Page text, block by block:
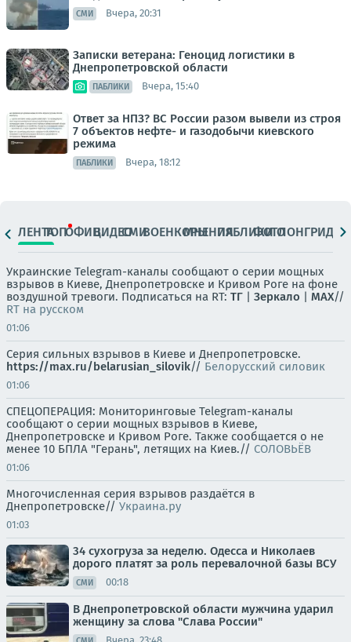
СМИ Вчера, 20:31
Записки ветерана: Геноцид логистики в
Днепропетровской области
ПАБЛИКИ Вчера, 15:40
Ответ за НПЗ? ВС России разом вывели из строя
7 объектов нефте- и газодобычи киевского
режима
ПАБЛИКИ Вчера, 18:12
ЛЕНТАТОПОФИЦ.ВИДЕОСМИВОЕНКОРЫМНЕНИЯПАБЛИКИ
ФОТОЛОНГРИДЫ
Украинские Telegram-каналы сообщают о серии мощных
взрывов в Киеве, Днепропетровске и Кривом Роге на фоне
воздушной тревоги. Подписаться на RT: ТГ | Зеркало | MAX//
RT на русском
01:06
Серия сильных взрывов в Киеве и Днепропетровске.
https://max.ru/belarusian_silovik// Белорусский силовик
01:06
СПЕЦОПЕРАЦИЯ: Мониторинговые Telegram-каналы
сообщают о серии мощных взрывов в Киеве,
Днепропетровске и Кривом Роге. Также сообщается о не
менее 10 БПЛА "Герань", летящих на Киев.// СОЛОВЬЁВ
01:06
Многочисленная серия взрывов раздаётся в
Днепропетровске// Украина.ру
01:03
34 сухогруза за неделю. Одесса и Николаев
дорого платят за роль перевалочной базы ВСУ
СМИ 00:18
В Днепропетровской области мужчина ударил
женщину за слова "Слава России"